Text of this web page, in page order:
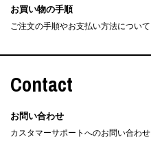
お買い物の手順
ご注文の手順やお支払い方法について
Contact
お問い合わせ
カスタマーサポートへのお問い合わせ